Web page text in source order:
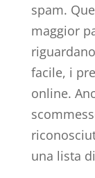
spam.
maggior
facile, i
online.
una lista